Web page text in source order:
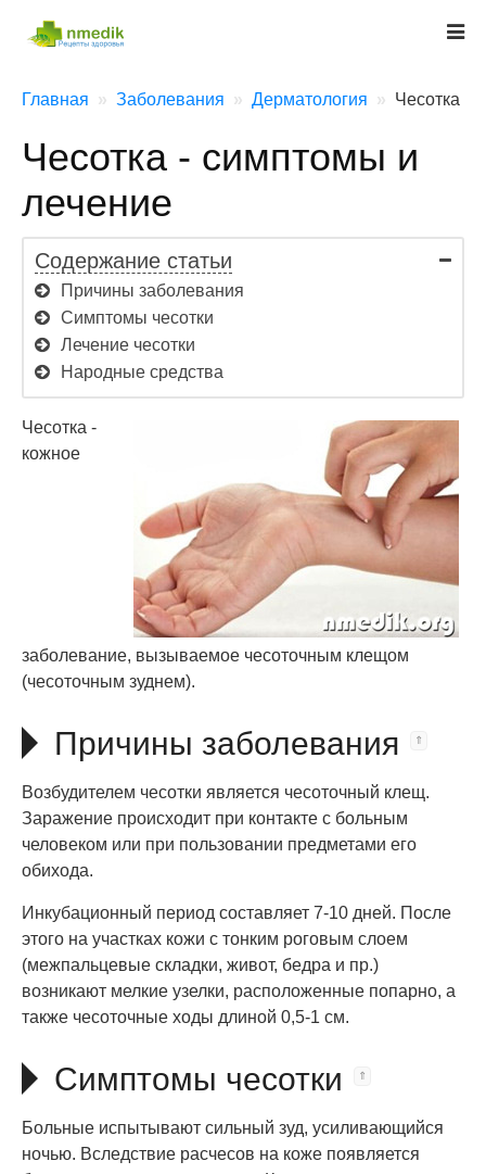
Главная Заболевания Дерматология Чесотка
Чесотка - симптомы и
лечение
Содержание статьи
Причины заболевания
Симптомы чесотки
Лечение чесотки
Народные средства
Чесотка -
кожное
заболевание, вызываемое чесоточным клещом
(чесоточным зуднем).
Причины заболевания
Возбудителем чесотки является чесоточный клещ.
Заражение происходит при контакте с больным
человеком или при пользовании предметами его
обихода.
Инкубационный период составляет 7-10 дней. После
этого на участках кожи с тонким роговым слоем
(межпальцевые складки, живот, бедра и пр.)
возникают мелкие узелки, расположенные попарно, а
также чесоточные ходы длиной 0,5-1 см.
Симптомы чесотки
Больные испытывают сильный зуд, усиливающийся
ночью. Вследствие расчесов на коже появляется